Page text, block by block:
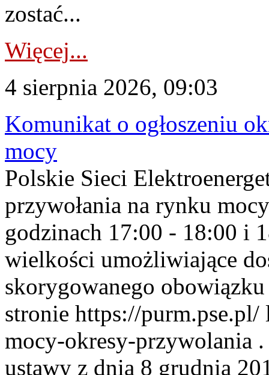
zostać...
Więcej...
4 sierpnia 2026, 09:03
Komunikat o ogłoszeniu
mocy
Polskie Sieci
przywołania na rynku
godzinach 17:00 - 18:00 i
wielkości umożliwiające
skorygowanego
stronie https://
mocy-okresy-przywolania
ustawy z dnia 8 grudnia